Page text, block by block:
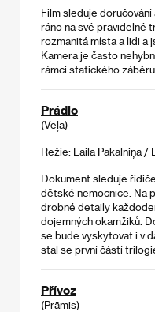
Film sleduje
ráno na své pravidelné
rozmanitá místa a lidi a
Kamera je často
rámci statického záběru.
Prádlo
(Veļa)
Režie: Laila Pakalniņa /
Dokument sleduje
dětské nemocnice. Na
drobné detaily
dojemných okamžiků.
se bude vyskytovat i v
stal se první částí
Přívoz
(Prāmis)